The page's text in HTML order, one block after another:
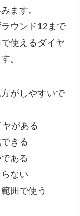
ます。
ウンド12まで
使えるダイヤ
。
がしやすいで
がある
きる
ある
ない
囲で使う